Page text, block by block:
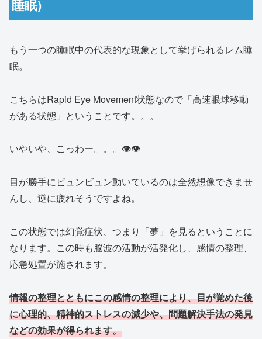
睡眠)
もう一つの睡眠中の代表的な現象として挙げられるレム睡
眠。
こちらはRapid Eye Movement状態なので「高速眼球移動
がある状態」ということです。。。
いやいや、こっわー。。。👁👁
目が勝手にビュンビュン動いているのは全然想像できませ
んし、逆に疲れそうですよね。
この状態では幻覚症状、つまり「夢」を見るということに
なります。この時も脳波の活動が活発化し、感情の整理、
応急処置が施されます。
情報の整理とともにこの感情の整理により、目が覚めた後
に心理的、精神的ストレスの減少や、問題解決手法の発見
などの効果が得られます。